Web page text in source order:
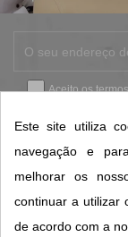
Aceito os
CONTACTOS
Este site utiliza
navegação e
melhorar os
continuar a utilizar
de acordo com a